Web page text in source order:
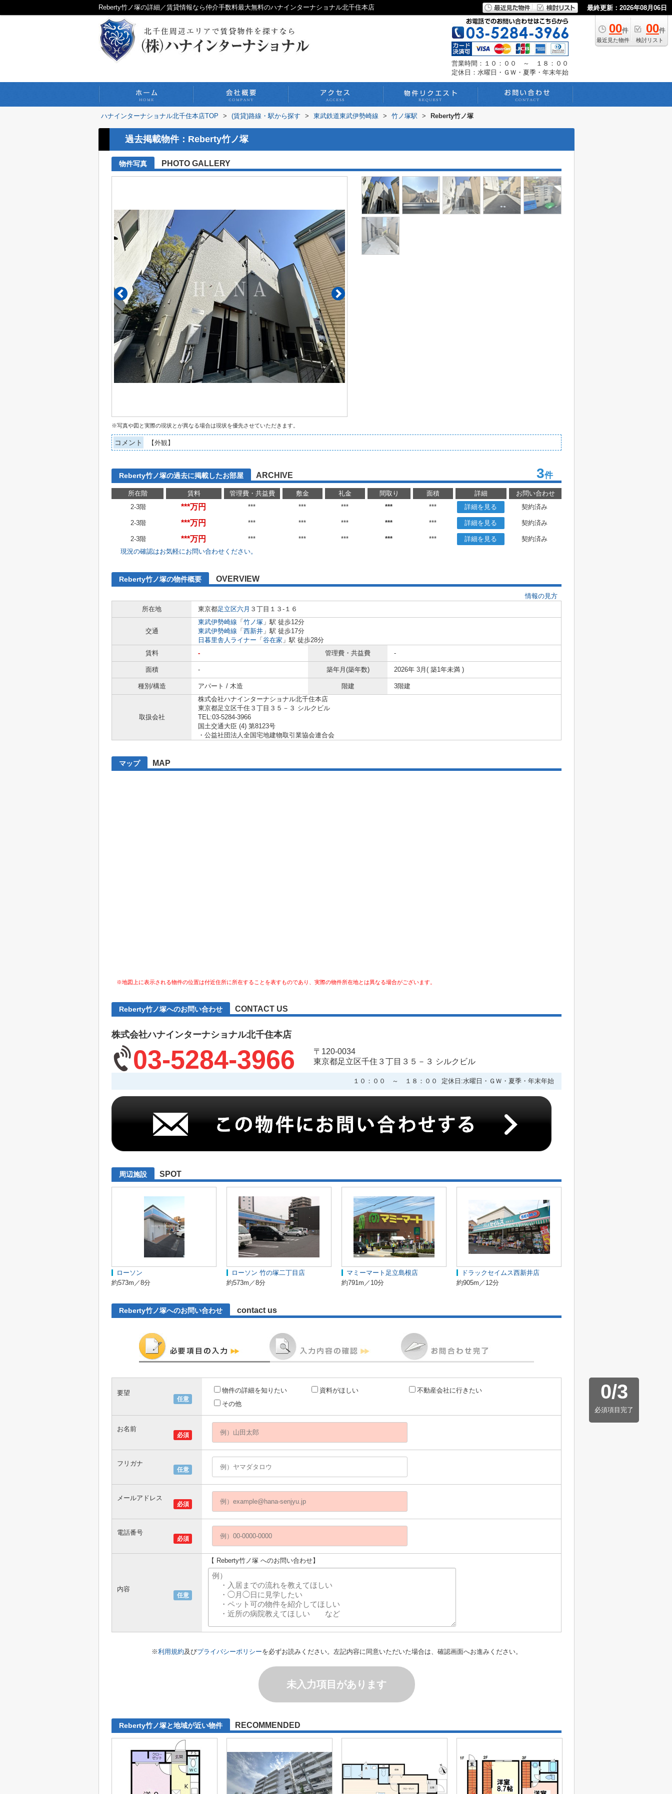
Reberty竹ノ塚の詳細／賃貸情報なら仲介手数料最大無料のハナインターナショナル北千住本店 最終更新：2026年08月06日
00件
最近見た物件
00件
検討リスト
営業時間：１０：００ ～ １８：００
定休日：水曜日・ＧＷ・夏季・年末年始
ハナインターナショナル北千住本店TOP > (賃貸)路線・駅から探す > 東武鉄道東武伊勢崎線 > 竹ノ塚駅 > Reberty竹ノ塚
過去掲載物件：Reberty竹ノ塚
物件写真 PHOTO GALLERY
※写真や図と実際の現状とが異なる場合は現状を優先させていただきます。
コメント 【外観】
Reberty竹ノ塚の過去に掲載したお部屋 ARCHIVE 3件
所在階 賃料 管理費・共益費 敷金 礼金 間取り 面積 詳細
お問い合わせ
2-3階
***万円 *** *** *** *** *** 詳細を見る 契約済み
2-3階 ***万円 *** *** *** *** *** 詳細を見る 契約済み
2-3階 ***万円 *** *** *** *** *** 詳細を見る
契約済み
現況の確認はお気軽にお問い合わせください。
Reberty竹ノ塚の物件概要 OVERVIEW
情報の見方
所在地
東京都足立区六月 ３丁目１３-１６
交通
東武伊勢崎線 「 竹ノ塚 」駅 徒歩12分
東武伊勢崎線 「 西新井 」駅 徒歩17分
日暮里舎人ライナー 「 谷在家 」駅 徒歩28分
賃料
- 管理費・共益費 -
面積 - 築年月(築年数) 2026年 3月( 築1年未満 )
種別/構造 アパート / 木造 階建 3階建
取扱会社
株式会社ハナインターナショナル北千住本店
東京都足立区千住３丁目３５－３ シルクビル
TEL:03-5284-3966
国土交通大臣 (4) 第8123号
・公益社団法人全国宅地建物取引業協会連合会
マップ MAP
※地図上に表示される物件の位置は付近住所に所在することを表すものであり、実際の物件所在地とは異なる場合がございます。
Reberty竹ノ塚へのお問い合わせ CONTACT US
株式会社ハナインターナショナル北千住本店
03-5284-3966
〒120-0034
東京都足立区千住３丁目３５－３ シルクビル
１０：００ ～ １８：００ 定休日:水曜日・ＧＷ・夏季・年末年始
周辺施設 SPOT
ローソン
約573m／8分
ローソン 竹の塚二丁目店
約573m／8分
マミーマート足立島根店
約791m／10分
ドラックセイムス西新井店
約905m／12分
Reberty竹ノ塚へのお問い合わせ contact us
0/3
必須項目完了
任意
要望 物件の詳細を知りたい 資料がほしい
不動産会社に行きたい
その他
必須
お名前
任意
フリガナ
必須
メールアドレス
必須
電話番号
任意
内容
【 Reberty竹ノ塚 へのお問い合わせ】
※利用規約及びプライバシーポリシーを必ずお読みください。左記内容に同意いただいた場合は、確認画面へお進みください。
未入力項目があります
Reberty竹ノ塚と地域が近い物件 RECOMMENDED